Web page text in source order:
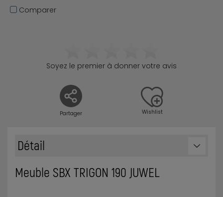
Comparer
Partager
Soyez le premier à donner votre avis
Wishlist
Détail
Meuble SBX TRIGON 190 JUWEL